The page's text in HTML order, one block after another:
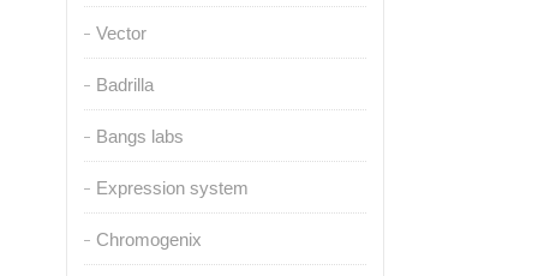
Vector
Badrilla
Bangs labs
Expression system
Chromogenix